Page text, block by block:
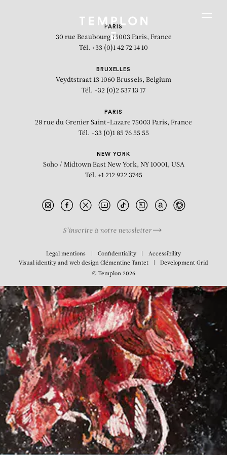
Amaryllis rouge 5
PARIS
30 rue Beaubourg 75003 Paris, France
Tél. +33 (0)1 42 72 14 10
BRUXELLES
Veydtstraat 13 1060 Brussels, Belgium
Tél. +32 (0)2 537 13 17
PARIS
28 rue du Grenier Saint-Lazare 75003 Paris, France
Tél. +33 (0)1 85 76 55 55
NEW YORK
Soho / Midtown East New York, NY 10001, USA
Tél. +1 212 922 3745
S’inscrire à notre newsletter
Legal mentions Confidentiality
Accessibility
Visual identity and web design Clémentine Tantet DevelopmentGrid
© Templon 2026